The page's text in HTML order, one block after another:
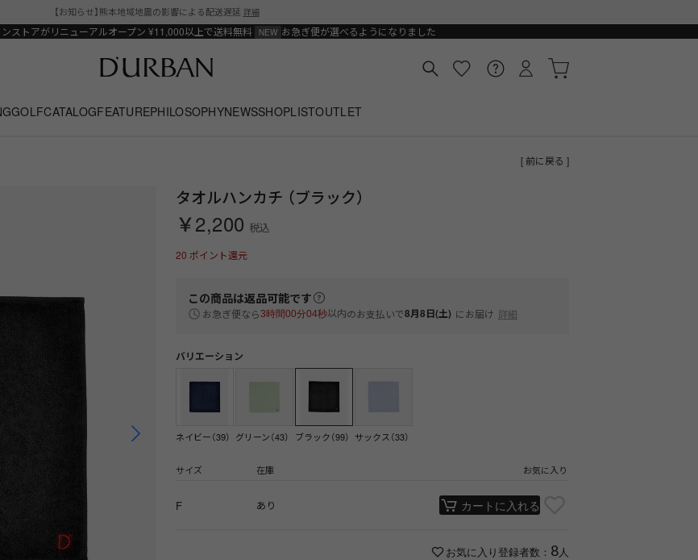
【お知らせ】熊本地域地震の影響による配送遅延 詳細
ストアがリニューアルオープン ¥11,000以上で送料無料 お急ぎ便が選べるようになりました
GOLFCATALOGFEATUREPHILOSOPHYNEWSSHOPLISTOUTLET
[ 前に戻る ]
タオルハンカチ （ブラック）
￥2,200 税込
20 ポイント還元
この商品は返品可能です
お急ぎ便なら3時間00分04秒以内のお支払いで8月8日(土) にお届け 詳細
バリエーション
ネイビー（39） グリーン（43） ブラック（99） サックス（33）
サイズ 在庫 お気に入り
F あり カートに入れる
お気に入り登録者数： 8 人